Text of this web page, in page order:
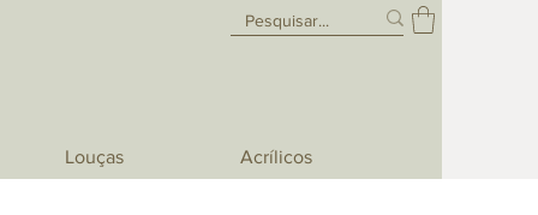
Louças Acrílicos